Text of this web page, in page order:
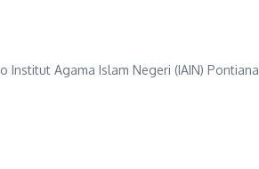
Agama Islam Negeri (IAIN)